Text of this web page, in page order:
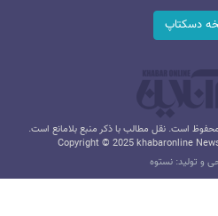
دسکتاپ
است. نقل مطالب با ذکر منبع بلامانع است.
Copyright © 2025 khabaronline
و تولید: نستوه